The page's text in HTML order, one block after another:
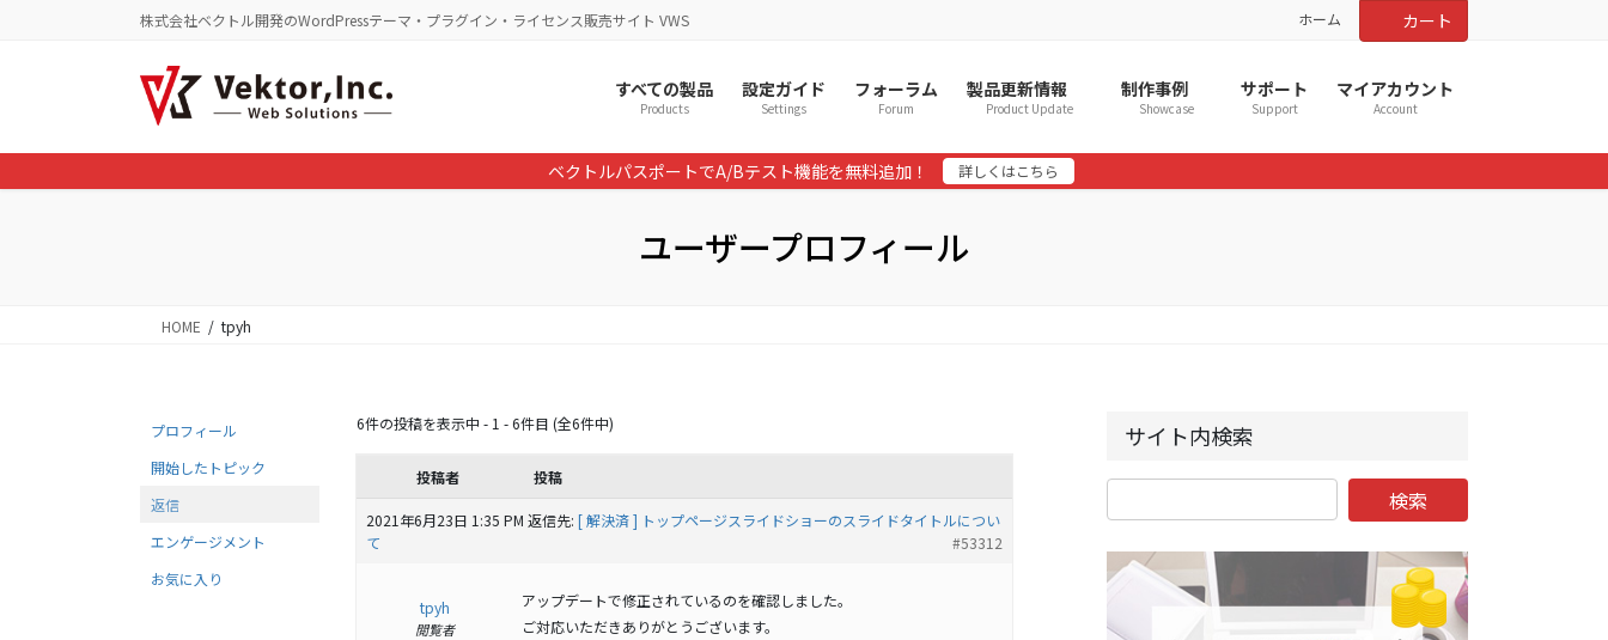
に
移
ョ
ン
株式会社ベクトル開発のWordPressテーマ・プラグイン・ライセンス販売サイト VWS ホーム カート
すべての製品
Products
設定ガイド
Settings
フォーラム
Forum
製品更新情報
Product Update
制作事例
Showcase
サポート
Support
マイアカウント
Account
ベクトルパスポートでA/Bテスト機能を無料追加！ 詳しくはこちら
ユーザープロフィール
HOME tpyh
プロフィール
開始したトピック
返信
エンゲージメント
お気に入り
6件の投稿を表示中 - 1 - 6件目 (全6件中)
投稿者 投稿
2021年6月23日 1:35 PM 返信先: [ 解決済 ] トップページスライドショーのスライドタイトルについ
て
#53312
tpyh
閲覧者
アップデートで修正されているのを確認しました。
ご対応いただきありがとうございます。
サイト内検索